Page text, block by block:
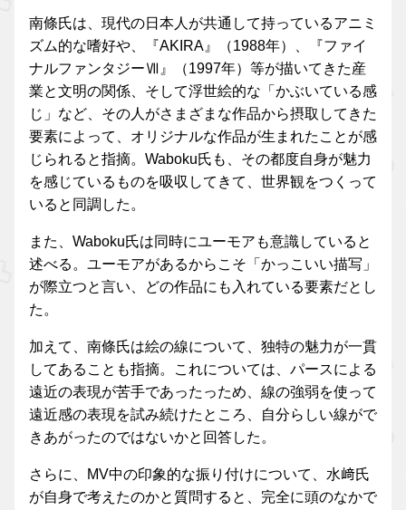
南條氏は、現代の日本人が共通して持っているアニミ
ズム的な嗜好や、『AKIRA』（1988年）、『ファイ
ナルファンタジーⅦ』（1997年）等が描いてきた産
業と文明の関係、そして浮世絵的な「かぶいている感
じ」など、その人がさまざまな作品から摂取してきた
要素によって、オリジナルな作品が生まれたことが感
じられると指摘。Waboku氏も、その都度自身が魅力
を感じているものを吸収してきて、世界観をつくって
いると同調した。
また、Waboku氏は同時にユーモアも意識していると
述べる。ユーモアがあるからこそ「かっこいい描写」
が際立つと言い、どの作品にも入れている要素だとし
た。
加えて、南條氏は絵の線について、独特の魅力が一貫
してあることも指摘。これについては、パースによる
遠近の表現が苦手であったっため、線の強弱を使って
遠近感の表現を試み続けたところ、自分らしい線がで
きあがったのではないかと回答した。
さらに、MV中の印象的な振り付けについて、水﨑氏
が自身で考えたのかと質問すると、完全に頭のなかで